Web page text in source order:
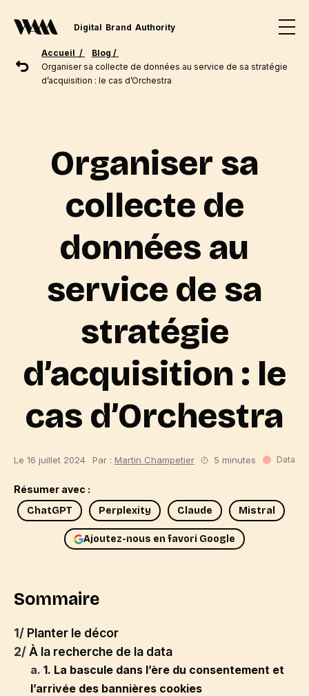
Digital Brand Authority
Accueil /
Blog /
Organiser sa collecte de données au service de sa stratégie
d’acquisition : le cas d’Orchestra
Organiser sa
collecte de
données au
service de sa
stratégie
d’acquisition : le
cas d’Orchestra
Le 16 juillet 2024 Par : Martin Champetier 5 minutes Data
Résumer avec :
ChatGPT
Perplexity Claude Mistral
Ajoutez-nous en favori Google
Sommaire
1/ Planter le décor
2/À la recherche de la data
a. 1. La bascule dans l’ère du consentement et
l’arrivée des bannières cookies